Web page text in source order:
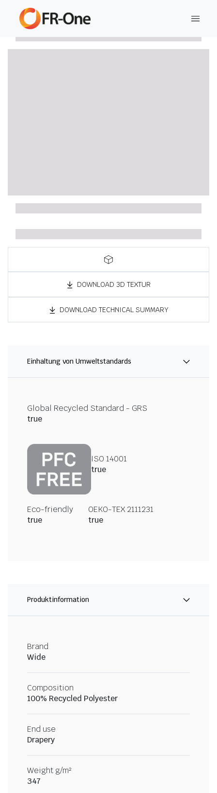
DOWNLOAD 3D TEXTUR
DOWNLOAD TECHNICAL SUMMARY
Einhaltung von Umweltstandards
Global Recycled Standard - GRS
true
ISO 14001
true
Eco-friendly
true
OEKO-TEX 2111231
true
Produktinformation
Brand
Wide
Composition
100% Recycled Polyester
End use
Drapery
Weight g/m²
347